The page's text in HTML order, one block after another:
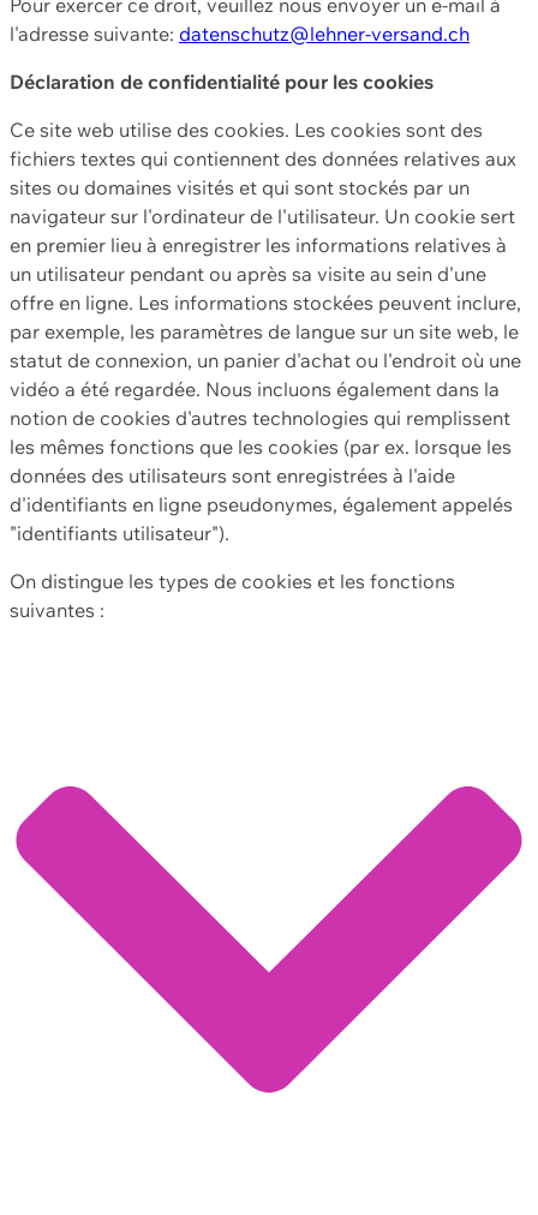
l'adresse suivante: datenschutz@lehner-versand.ch
Déclaration de confidentialité pour les cookies
Ce site web utilise des cookies. Les cookies sont des
fichiers textes qui contiennent des données relatives aux
sites ou domaines visités et qui sont stockés par un
navigateur sur l'ordinateur de l'utilisateur. Un cookie sert
en premier lieu à enregistrer les informations relatives à
un utilisateur pendant ou après sa visite au sein d'une
offre en ligne. Les informations stockées peuvent inclure,
par exemple, les paramètres de langue sur un site web, le
statut de connexion, un panier d'achat ou l'endroit où une
vidéo a été regardée. Nous incluons également dans la
notion de cookies d'autres technologies qui remplissent
les mêmes fonctions que les cookies (par ex. lorsque les
données des utilisateurs sont enregistrées à l'aide
d'identifiants en ligne pseudonymes, également appelés
"identifiants utilisateur").
On distingue les types de cookies et les fonctions
suivantes :